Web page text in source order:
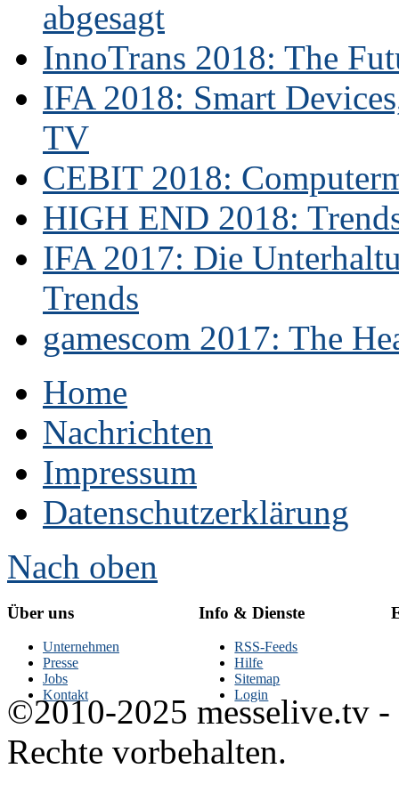
abgesagt
InnoTrans 2018: The
IFA 2018: Smart
TV
CEBIT 2018:
HIGH END 2018:
IFA 2017: Die
Trends
gamescom 2017: The
Home
Nachrichten
Impressum
Datenschutzerklärung
Nach oben
Über uns
Unternehmen
Presse
Jobs
Kontakt
Info & Dienste
RSS-Feeds
Hilfe
Sitemap
Login
©2010-2025 messelive.tv -
Rechte vorbehalten.